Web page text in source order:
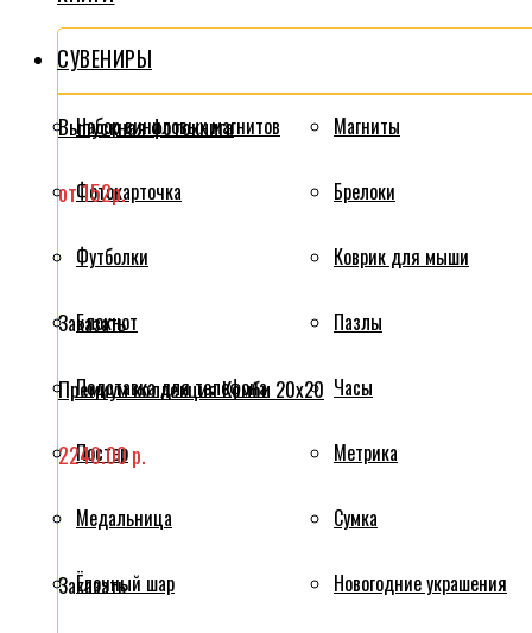
Выпускная фотокнига
от 152р.
Заказать
Премиум коллекция Комби 20x20
2240.00 р.
Заказать
СУВЕНИРЫ
Набор виниловых магнитов
Фотокарточка
Футболки
Блокнот
Подставка для телефона
Постер
Медальница
Ёлочный шар
Магниты
Брелоки
Коврик для мыши
Пазлы
Часы
Метрика
Сумка
Новогодние украшения